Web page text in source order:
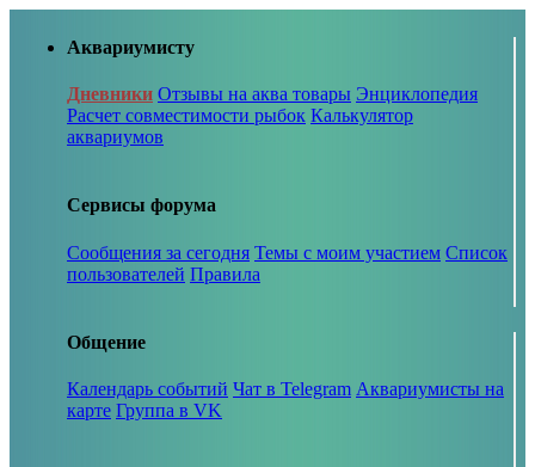
Аквариумисту
Дневники Отзывы на аква товары Энциклопедия
Расчет совместимости рыбок Калькулятор
аквариумов
Сервисы форума
Сообщения за сегодня Темы с моим участием Список
пользователей Правила
Общение
Календарь событий Чат в Telegram Аквариумисты на
карте Группа в VK